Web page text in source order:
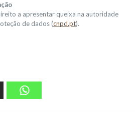
a apresentar queixa na autoridade
de dados (cnpd.pt).